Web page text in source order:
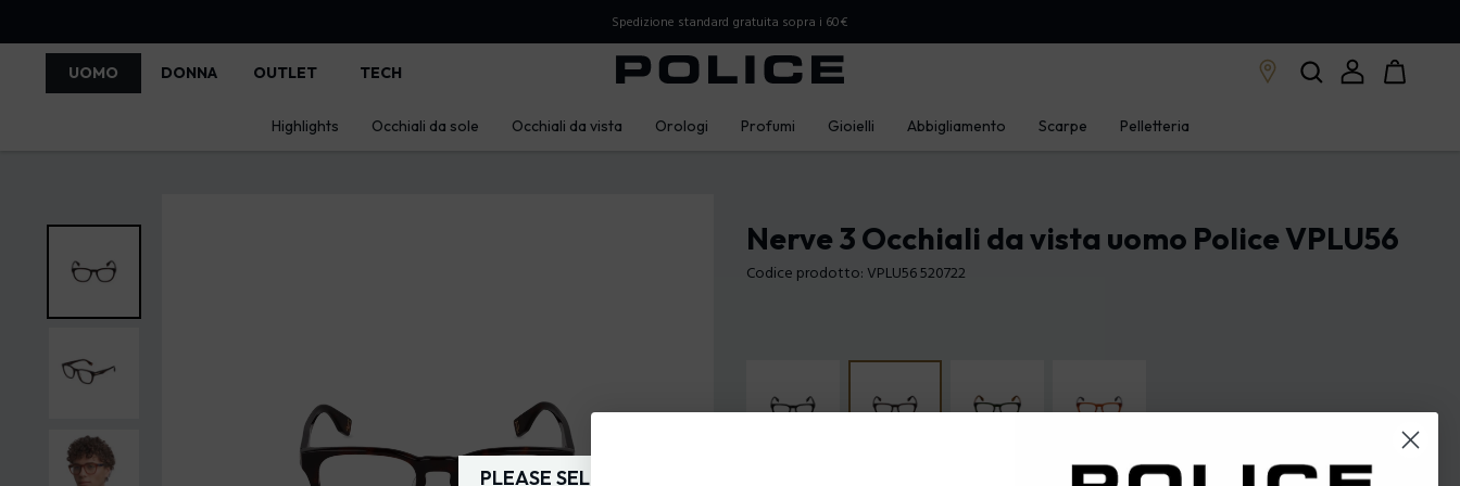
Spedizione standard gratuita sopra i 60€
UOMO DONNA OUTLET TECH
Highlights Occhiali da sole Occhiali da vista Orologi Profumi Gioielli Abbigliamento Scarpe Pelletteria
Nerve 3 Occhiali da vista uomo Police VPLU56
Codice prodotto: VPLU56 520722
PLEASE SELECT YOUR MARKET